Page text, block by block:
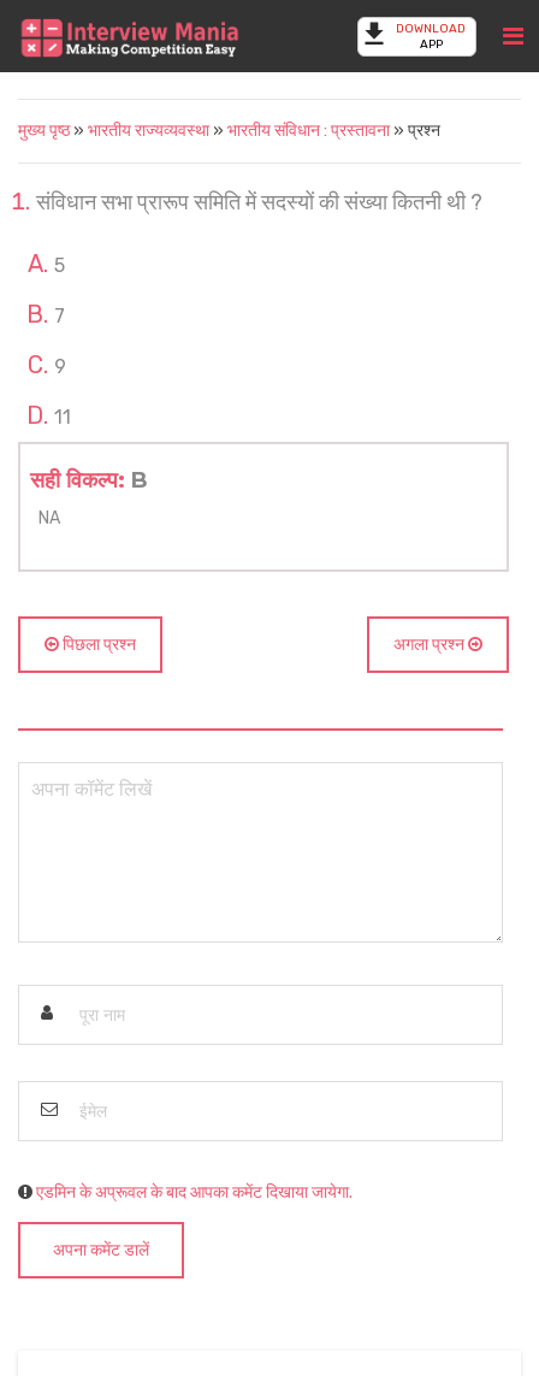
DOWNLOAD
APP
मुख्य पृष्ठ» भारतीय राज्यव्यवस्था» भारतीय संविधान : प्रस्तावना» प्रश्न
संविधान सभा प्रारूप समिति में सदस्यों की संख्या कितनी थी ?
5
7
9
11
सही विकल्प: B
NA
पिछला प्रश्न अगला प्रश्न
एडमिन के अप्रूवल के बाद आपका कमेंट दिखाया जायेगा.
अपना कमेंट डालें